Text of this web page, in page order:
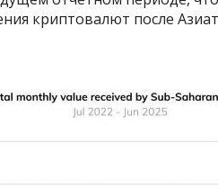
криптовалют после